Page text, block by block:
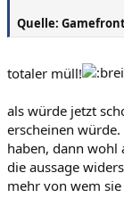
Quelle:
totaler müll!
als würde jetzt
erscheinen
haben, dann wohl
die aussage
mehr von wem